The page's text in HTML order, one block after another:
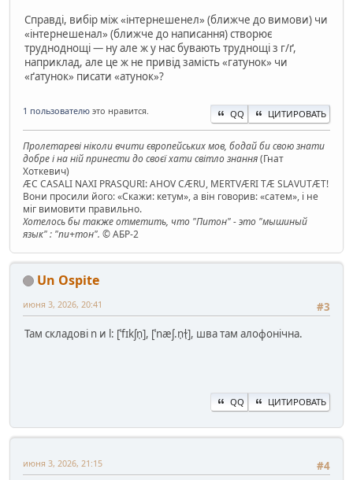
Справді, вибір між «інтернешенел» (ближче до вимови) чи
«інтернешенал» (ближче до написання) створює
трудноднощі — ну але ж у нас бувають труднощі з г/ґ,
наприклад, але це ж не привід замість «гатунок» чи
«ґатунок» писати «атунок»?
1 пользователю это нравится. QQ ЦИТИРОВАТЬ
Пролетареві ніколи вчити європейських мов, бодай би свою знати
добре і на ній принести до своєї хати світло знання(Гнат
Хоткевич)
ÆC CASALI NAXI PRASQURI: AHOV CÆRU, MERTVÆRI TÆ SLAVUTÆT!
Вони просили його: «Скажи: кетум», а він говорив: «сатем», і не
міг вимовити правильно.
Хотелось бы также отметить, что "Питон" - это "мышиный
язык" : "пи+тон". © АБР-2
Un Ospite
#3
июня 3, 2026, 20:41
Там складові n и l: [ˈfɪkʃn̩], [ˈnæʃ.n̩ɫ̩], шва там алофонічна.
QQ ЦИТИРОВАТЬ
#4
июня 3, 2026, 21:15